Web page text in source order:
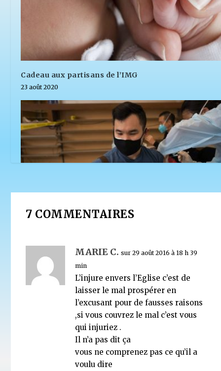
Cadeau aux partisans de l’IMG
23 août 2020
Pourquoi il faut arrêter la vaccination : « Les
qu’ils ne protègent » (audience de la F.D.A.)
13 août 2021
7 COMMENTAIRES
MARIE C. sur 29 août 2016 à 18 h 39
min
L’injure envers l’Eglise c’est de
laisser le mal prospérer en
l’excusant pour de fausses raisons
,si vous couvrez le mal c’est vous
qui injuriez .
Il n’a pas dit ça
vous ne comprenez pas ce qu’il a
voulu dire